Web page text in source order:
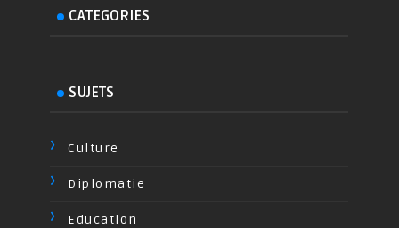
CATEGORIES
SUJETS
Culture
Diplomatie
Education